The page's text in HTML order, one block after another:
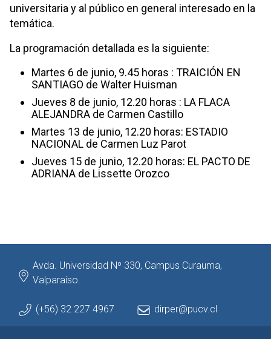
universitaria y al público en general interesado en la
temática.
La programación detallada es la siguiente:
Martes 6 de junio, 9.45 horas : TRAICIÓN EN
SANTIAGO de Walter Huisman
Jueves 8 de junio, 12.20 horas : LA FLACA
ALEJANDRA de Carmen Castillo
Martes 13 de junio, 12.20 horas: ESTADIO
NACIONAL de Carmen Luz Parot
Jueves 15 de junio, 12.20 horas: EL PACTO DE
ADRIANA de Lissette Orozco
Avda. Universidad Nº 330, Campus Curauma,
Valparaíso.
(+56) 32 227 4967 dirper@pucv.cl